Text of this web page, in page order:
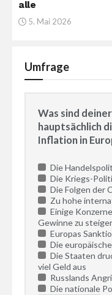
alle
5. Mai 2026
Umfrage
Was sind
hauptsächlich
Inflation in
Die
Die Kriegs-
Die Folgen der
Zu hohe
Einige
Gewinne zu
Europas
Die
Die Staaten
viel Geld aus
Russlands
Die nationale